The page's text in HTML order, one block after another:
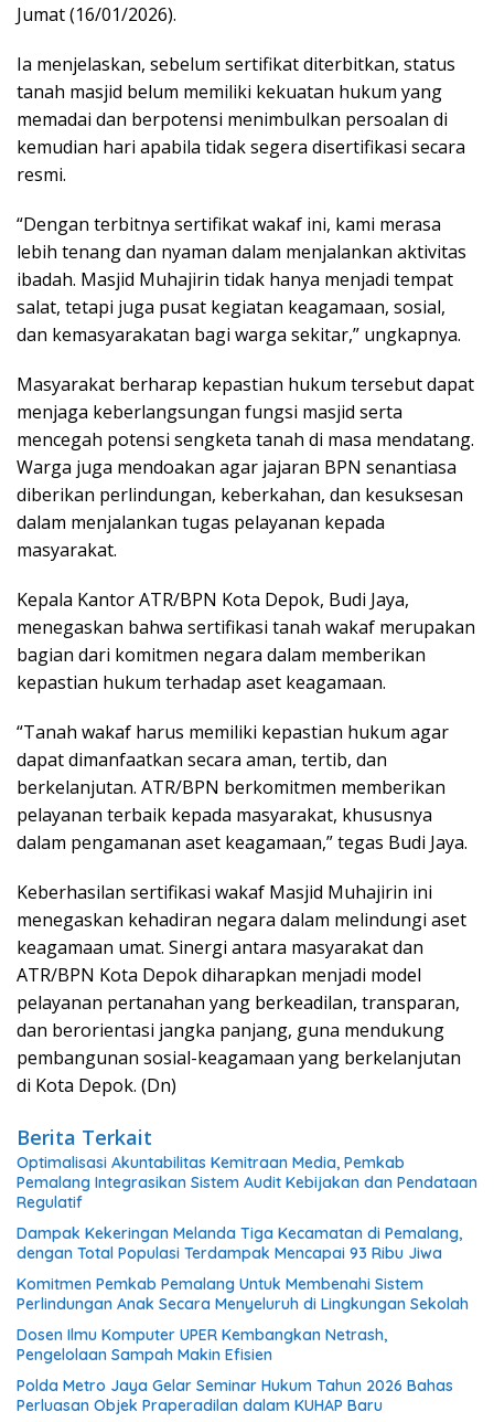
Jumat (16/01/2026).
Ia menjelaskan, sebelum sertifikat diterbitkan, status
tanah masjid belum memiliki kekuatan hukum yang
memadai dan berpotensi menimbulkan persoalan di
kemudian hari apabila tidak segera disertifikasi secara
resmi.
“Dengan terbitnya sertifikat wakaf ini, kami merasa
lebih tenang dan nyaman dalam menjalankan aktivitas
ibadah. Masjid Muhajirin tidak hanya menjadi tempat
salat, tetapi juga pusat kegiatan keagamaan, sosial,
dan kemasyarakatan bagi warga sekitar,” ungkapnya.
Masyarakat berharap kepastian hukum tersebut dapat
menjaga keberlangsungan fungsi masjid serta
mencegah potensi sengketa tanah di masa mendatang.
Warga juga mendoakan agar jajaran BPN senantiasa
diberikan perlindungan, keberkahan, dan kesuksesan
dalam menjalankan tugas pelayanan kepada
masyarakat.
Kepala Kantor ATR/BPN Kota Depok, Budi Jaya,
menegaskan bahwa sertifikasi tanah wakaf merupakan
bagian dari komitmen negara dalam memberikan
kepastian hukum terhadap aset keagamaan.
“Tanah wakaf harus memiliki kepastian hukum agar
dapat dimanfaatkan secara aman, tertib, dan
berkelanjutan. ATR/BPN berkomitmen memberikan
pelayanan terbaik kepada masyarakat, khususnya
dalam pengamanan aset keagamaan,” tegas Budi Jaya.
Keberhasilan sertifikasi wakaf Masjid Muhajirin ini
menegaskan kehadiran negara dalam melindungi aset
keagamaan umat. Sinergi antara masyarakat dan
ATR/BPN Kota Depok diharapkan menjadi model
pelayanan pertanahan yang berkeadilan, transparan,
dan berorientasi jangka panjang, guna mendukung
pembangunan sosial-keagamaan yang berkelanjutan
di Kota Depok. (Dn)
Berita Terkait
​Optimalisasi Akuntabilitas Kemitraan Media, Pemkab
Pemalang Integrasikan Sistem Audit Kebijakan dan Pendataan
Regulatif
Dampak Kekeringan Melanda Tiga Kecamatan di Pemalang,
dengan Total Populasi Terdampak Mencapai 93 Ribu Jiwa
Komitmen Pemkab Pemalang Untuk Membenahi Sistem
Perlindungan Anak Secara Menyeluruh di Lingkungan Sekolah
Dosen Ilmu Komputer UPER Kembangkan Netrash,
Pengelolaan Sampah Makin Efisien
Polda Metro Jaya Gelar Seminar Hukum Tahun 2026 Bahas
Perluasan Objek Praperadilan dalam KUHAP Baru